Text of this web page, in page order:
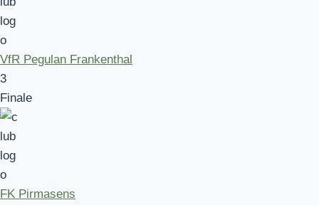
VfR Pegulan Frankenthal
3
Finale
FK Pirmasens